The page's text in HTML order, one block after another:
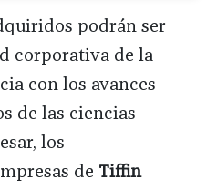
podrán ser
corporativa de la
con los avances
de las ciencias
los
de Tiffin